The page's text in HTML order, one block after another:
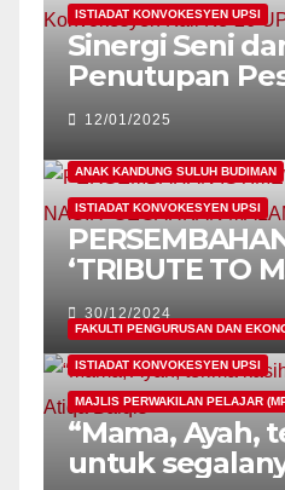
ISTIADAT KONVOKESYEN UPSI
Sinergi Seni
Penutupan
Konvokesyen
UPSI 2024
12/01/2025
ANAK KANDUNG SULUH BUDIMAN
ISTIADAT KONVOKESYEN UPSI
‘TRIBUTE TO
GEGARKAN
PESKON26
30/12/2024
FAKULTI PENGURUSAN DAN
ISTIADAT KONVOKESYEN UPSI
MAJLIS PERWAKILAN PELAJAR
“Mama, Ayah,
untuk